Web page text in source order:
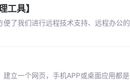
工具】
了我们进行远程技术支持、远程办公
立一个网页，手机APP或桌面应用都